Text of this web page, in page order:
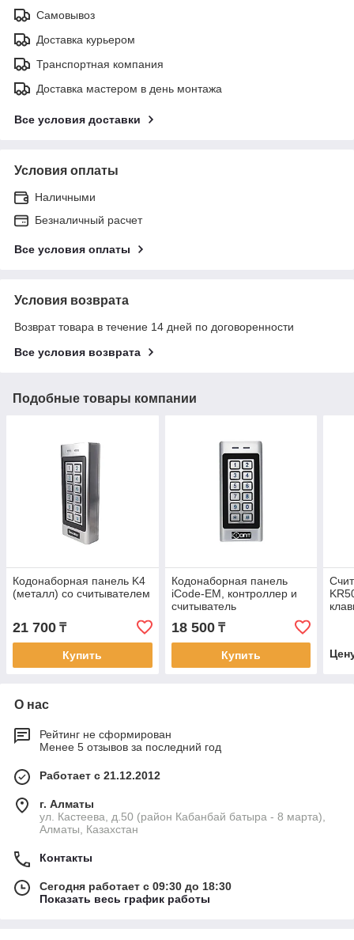
Самовывоз
Доставка курьером
Транспортная компания
Доставка мастером в день монтажа
Все условия доставки
Условия оплаты
Наличными
Безналичный расчет
Все условия оплаты
Условия возврата
Возврат товара в течение 14 дней по договоренности
Все условия возврата
Подобные товары компании
Кодонаборная панель K4
(металл) со считывателем
21 700 ₸
Купить
Кодонаборная панель
iCode-EM, контроллер и
считыватель
18 500₸
Купить
О нас
Рейтинг не сформирован
Менее 5 отзывов за последний год
Работает с 21.12.2012
г. Алматы
ул. Кастеева, д.50 (район Кабанбай батыра - 8 марта),
Алматы, Казахстан
Контакты
Сегодня работает с 09:30 до 18:30
Показать весь график работы